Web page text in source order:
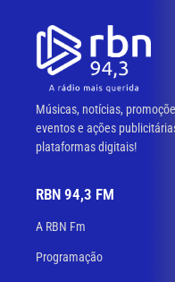
Músicas, notícias,
eventos e ações
plataformas digitais!
RBN 94,3 FM
A RBN Fm
Programação